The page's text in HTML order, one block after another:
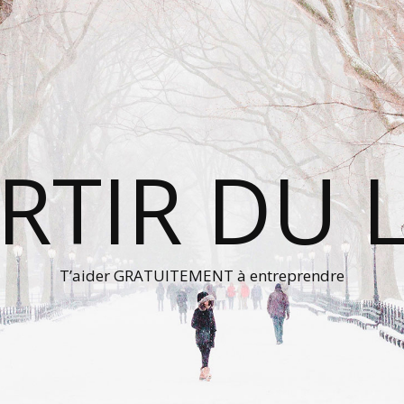
DU
T’aider GRATUITEMENT à entreprendre